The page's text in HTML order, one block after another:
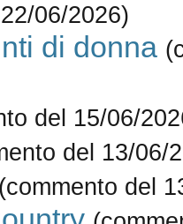
06/2026)
di donna
del 15/06/
del 13/06/
(commento del